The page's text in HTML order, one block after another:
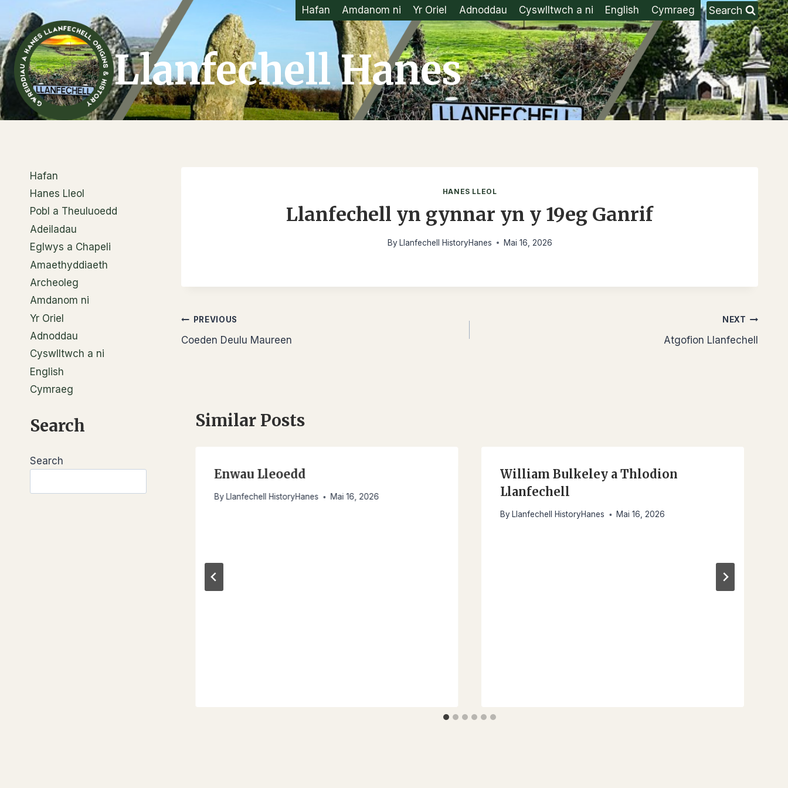
content
Hafan Amdanom ni Yr Oriel Adnoddau Cyswlltwch a ni English Cymraeg Search
Llanfechell Hanes
HANES LLEOL
Llanfechell yn gynnar yn y 19eg Ganrif
By Llanfechell HistoryHanes Mai 16, 2026
Llywio
cofnod
PREVIOUS
Coeden Deulu Maureen
NEXT
Atgofion Llanfechell
Similar Posts
Rhys
Mai 16, 2026
Enwau Lleoedd
By Llanfechell HistoryHanes Mai 16, 2026
William Bulkeley a Thlodion
Llanfechell
By Llanfechell HistoryHanes Mai 16, 2026
Hafan
Hanes Lleol
Pobl a Theuluoedd
Adeiladau
Eglwys a Chapeli
Amaethyddiaeth
Archeoleg
Amdanom ni
Yr Oriel
Adnoddau
Cyswlltwch a ni
English
Cymraeg
Search
Search